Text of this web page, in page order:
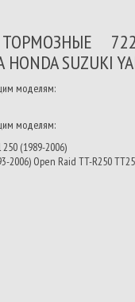
SUZUKI
моделям:
моделям:
(1989-2006)
2006) Open Raid TT-R250